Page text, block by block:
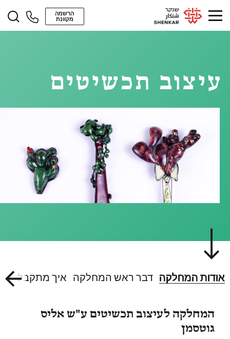
הרשמה
מקוונת
עיצוב תכשיטים
אודות המחלקה דבר ראש המחלקה איך מתקבלים
המחלקה לעיצוב תכשיטים ע"ש אליס
גוטסמן